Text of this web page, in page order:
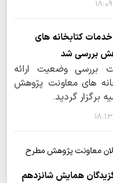
کتابخانه های
بررسی شد
بررسی وضعیت ارائه
های معاونت پژوهش
برگزار گردید.
معاونت پژوهش مطرح
همایش شانزدهم